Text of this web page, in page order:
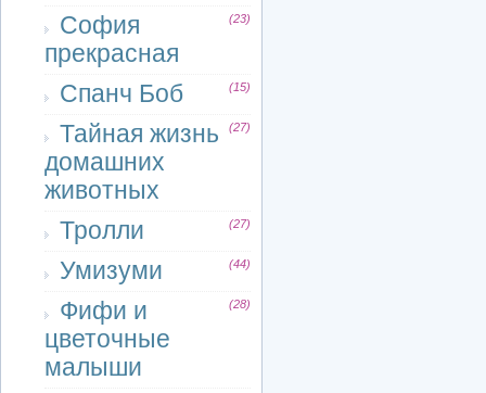
София
прекрасная
(23)
Спанч Боб (15)
Тайная жизнь
домашних
животных
(27)
Тролли (27)
Умизуми (44)
Фифи и
цветочные
малыши
(28)